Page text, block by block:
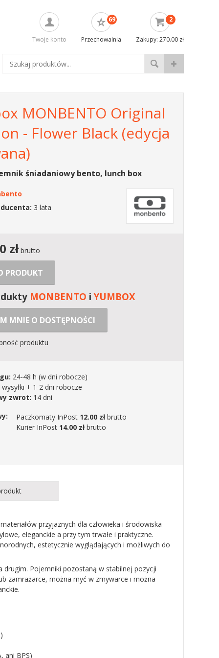
Twoje konto
69
Przechowalnia
2
Zakupy: 270.00 zł
MONBENTO Original
- Flower Black (edycja
śniadaniowy bento, lunch box
3 lata
złbrutto
PRODUKT
MONBENTO iYUMBOX
MNIE O DOSTĘPNOŚCI
produktu
24-48 h (w dni robocze)
+ 1-2 dni robocze
zwrot: 14 dni
Paczkomaty InPost 12.00 złbrutto
Kurier InPost 14.00 złbrutto
przyjaznych dla człowieka i środowiska
eleganckie a przy tym trwałe i praktyczne.
estetycznie wyglądających i możliwych do
drugim. Pojemniki pozostaną w stabilnej pozycji
zamrażarce, można myć w zmywarce i można
ani BPS)